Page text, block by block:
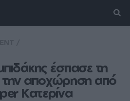
έσπασε τη
την αποχώρηση από
Κατερίνα